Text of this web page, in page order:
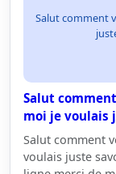
Salut comment
Salut
moi je voulais
Salut comment
voulais juste